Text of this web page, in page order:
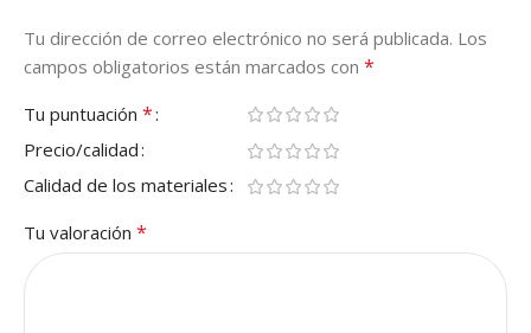
Tu dirección de correo electrónico no será publicada. Los
campos obligatorios están marcados con *
Tu puntuación *
Precio/calidad
Calidad de los materiales
Tu valoración *